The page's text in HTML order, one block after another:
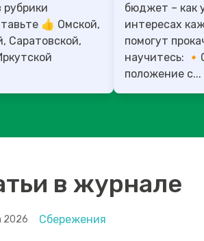
рубрики
Саратовской,
бюджет – как
интересах
помогут
научитесь:
положение с...
в журнале
2026 Сбережения